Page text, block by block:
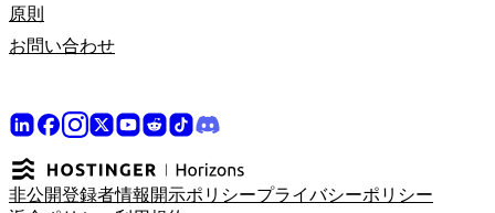
原則
お問い合わせ
非公開登録者情報開示ポリシープライバシーポリシー